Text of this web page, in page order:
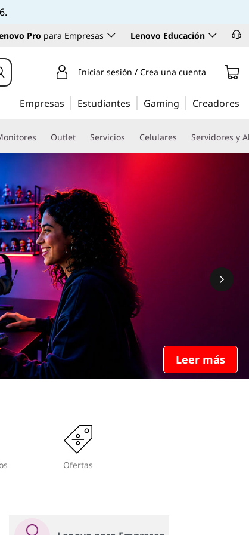
Pro para Empresas Lenovo Educación
Iniciar sesión / Crea una cuenta
Empresas Estudiantes Gaming Creadores
Outlet Servicios Celulares Servidores y
Leer más
Ofertas